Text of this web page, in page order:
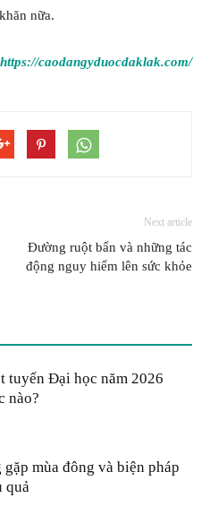
nữa.
https://caodangyduocdaklak.com/
Next article
Đường ruột bẩn và những tác
động nguy hiểm lên sức khỏe
tuyển Đại học năm 2026
nào?
mùa đông và biện pháp
quả